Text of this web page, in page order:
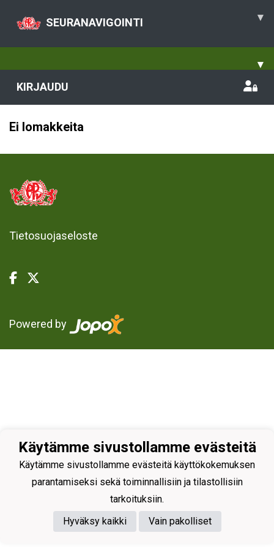
SEURANAVIGOINTI ▾
▾
KIRJAUDU
Ei lomakkeita
Tietosuojaseloste
Powered by
Käytämme sivustollamme evästeitä
Käytämme sivustollamme evästeitä käyttökokemuksen
parantamiseksi sekä toiminnallisiin ja tilastollisiin
tarkoituksiin.
Hyväksy kaikki
Vain pakolliset